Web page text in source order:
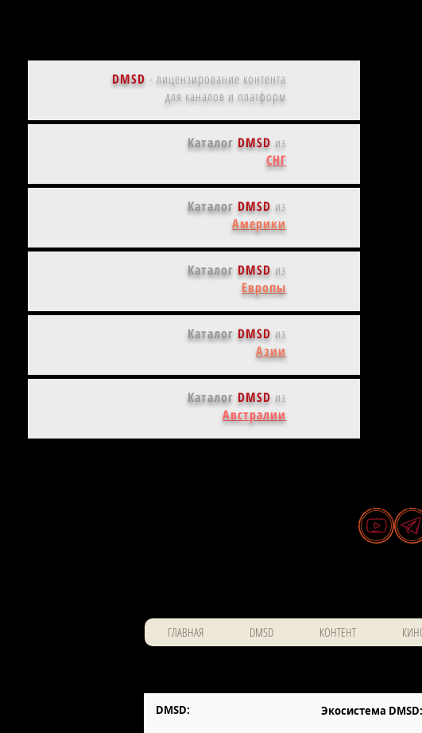
DMSD - лицензирование контента
для каналов и платформ
КаталогDMSD из
СНГ
КаталогDMSD из
Америки
КаталогDMSD из
Европы
КаталогDMSD из
Азии
КаталогDMSD из
Австралии
ГЛАВНАЯ DMSD КОНТЕНТ
DMSD: Экосистема DMSD: